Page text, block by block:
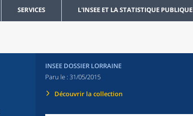
SERVICES L'INSEE ET LA STATISTIQUE PUBLIQUE
INSEE DOSSIER LORRAINE
Paru le : 31/05/2015
Découvrir la collection